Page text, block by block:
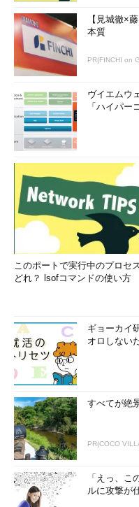
【見城徹×
本質
PR(FINCHI on
ヴイエムウ
「ハイパー
このポートで実行中のプロセ
どれ？ lsofコマンドの使い方
ギョーカイ
オロしない
すべてが絶
PR(COCO
「えっ、
ルに攻撃が